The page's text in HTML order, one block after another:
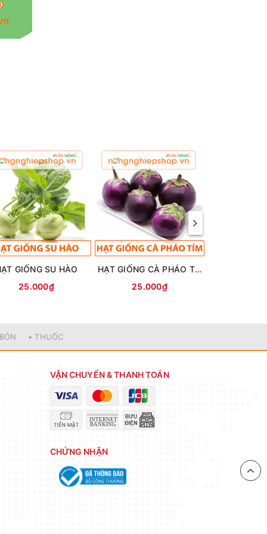
GIỐNG SU HÀO
25.000₫
HẠT GIỐNG CÀ PHÁO TÍM
25.000₫
• THUỐC
VẬN CHUYỂN & THANH TOÁN
CHỨNG NHẬN